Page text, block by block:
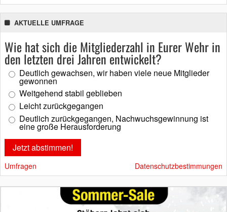
AKTUELLE UMFRAGE
Wie hat sich die Mitgliederzahl in Eurer Wehr in
den letzten drei Jahren entwickelt?
Deutlich gewachsen, wir haben viele neue Mitglieder
gewonnen
Weitgehend stabil geblieben
Leicht zurückgegangen
Deutlich zurückgegangen, Nachwuchsgewinnung ist
eine große Herausforderung
Umfragen Datenschutzbestimmungen